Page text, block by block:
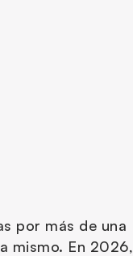
por más de una
mismo. En 2026,